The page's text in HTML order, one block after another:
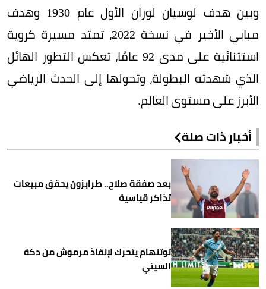
وبين هدف لوسيان لوران الأول عام 1930 وهدف
مبابي الأخير في نسخة 2022، تمتد مسيرة كروية
استثنائية على مدى 92 عامًا، تعكس التطور الهائل
الذي شهدته البطولة، وتحولها إلى الحدث الرياضي
الأبرز على مستوى العالم.
أخبار ذات صلة
بعد صفقة صلاح.. طرابزون يحقق مبيعات
تذاكر قياسية
توتنهام يتحرك لإنقاذ مرموش من دكة
السيتي